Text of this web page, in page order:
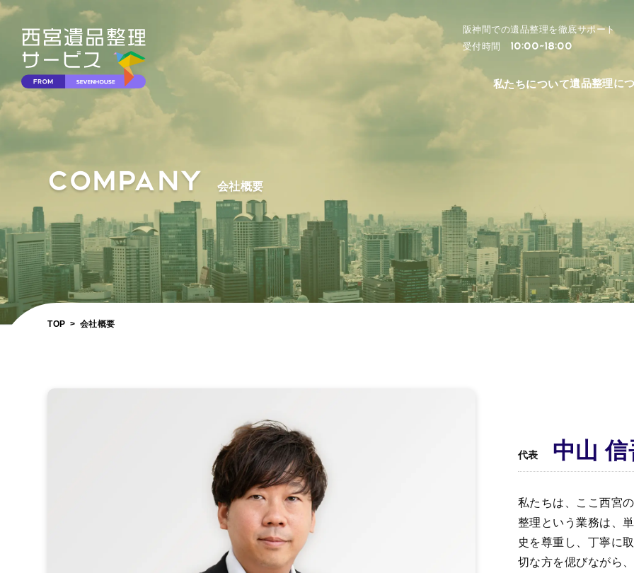
阪神間での遺品整理を徹底サポート
受付時間 10:00~18:00
私たちについて遺品整理に
COMPANY 会社概要
TOP 会社概要
代表 中山 信
私たちは、ここ西宮
整理という業務は、
史を尊重し、丁寧に
切な方を偲びながら